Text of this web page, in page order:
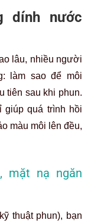
dính nước
lâu, nhiều người
làm sao để môi
tiên sau khi phun.
giúp quá trình hồi
màu môi lên đều,
mặt nạ ngăn
thuật phun), bạn